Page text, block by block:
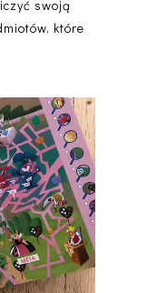
swoją
które